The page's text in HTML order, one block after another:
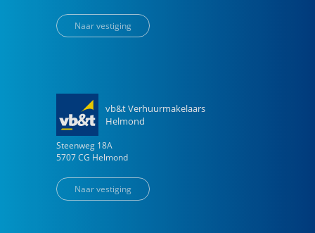
Naar vestiging
vb&t Verhuurmakelaars
Helmond
Steenweg 18A
5707 CG Helmond
Naar vestiging